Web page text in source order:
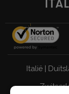
Italië